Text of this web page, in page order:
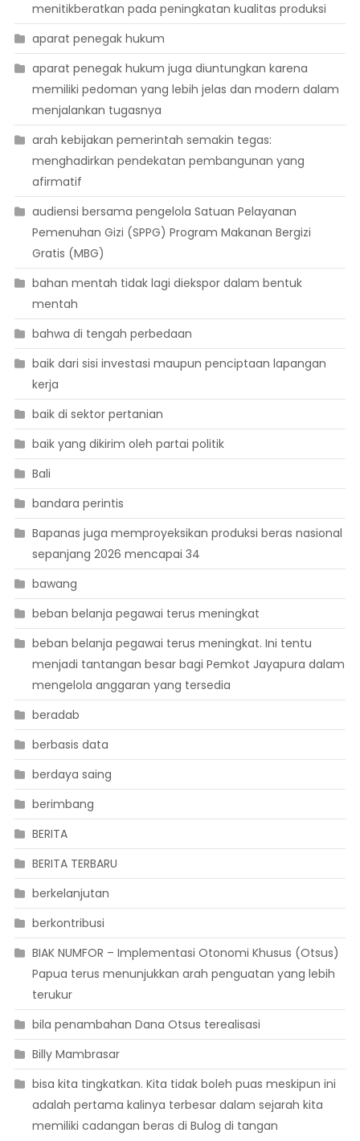
menitikberatkan pada peningkatan kualitas produksi
aparat penegak hukum
aparat penegak hukum juga diuntungkan karena
memiliki pedoman yang lebih jelas dan modern dalam
menjalankan tugasnya
arah kebijakan pemerintah semakin tegas:
menghadirkan pendekatan pembangunan yang
afirmatif
audiensi bersama pengelola Satuan Pelayanan
Pemenuhan Gizi (SPPG) Program Makanan Bergizi
Gratis (MBG)
bahan mentah tidak lagi diekspor dalam bentuk
mentah
bahwa di tengah perbedaan
baik dari sisi investasi maupun penciptaan lapangan
kerja
baik di sektor pertanian
baik yang dikirim oleh partai politik
Bali
bandara perintis
Bapanas juga memproyeksikan produksi beras nasional
sepanjang 2026 mencapai 34
bawang
beban belanja pegawai terus meningkat
beban belanja pegawai terus meningkat. Ini tentu
menjadi tantangan besar bagi Pemkot Jayapura dalam
mengelola anggaran yang tersedia
beradab
berbasis data
berdaya saing
berimbang
BERITA
BERITA TERBARU
berkelanjutan
berkontribusi
BIAK NUMFOR – Implementasi Otonomi Khusus (Otsus)
Papua terus menunjukkan arah penguatan yang lebih
terukur
bila penambahan Dana Otsus terealisasi
Billy Mambrasar
bisa kita tingkatkan. Kita tidak boleh puas meskipun ini
adalah pertama kalinya terbesar dalam sejarah kita
memiliki cadangan beras di Bulog di tangan